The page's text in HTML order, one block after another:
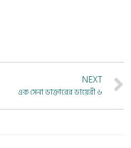
NEXT
এক সেনা ডাক্তারের ডায়েরী ৬